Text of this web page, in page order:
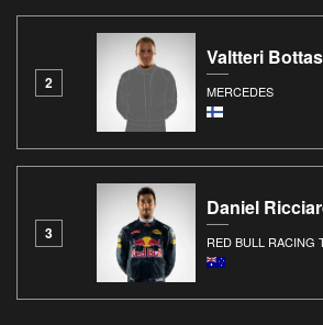
2
Valtteri Bottas
MERCEDES
3
Daniel
RED BULL RACING